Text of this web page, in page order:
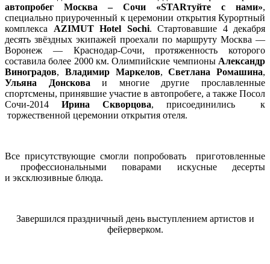
автопробег Москва – Сочи «STARтуйте с нами»,
специально приуроченный к церемонии открытия Курортный
комплекса AZIMUT Hotel Sochi. Стартовавшие 4 декабря
десять звёздных экипажей проехали по маршруту Москва —
Воронеж — Краснодар-Сочи, протяженность которого
составила более 2000 км. Олимпийские чемпионы Александр
Виноградов, Владимир Маркелов,Светлана Ромашина,
Ульяна Донскова и многие другие прославленные
спортсмены, принявшие участие в автопробеге, а также Посол
Сочи-2014 Ирина Скворцова, присоединились к
торжественной церемонии открытия отеля.
Все присутствующие смогли попробовать приготовленные
профессиональными поварами искусные десерты
и эксклюзивные блюда.
Завершился праздничный день выступлением артистов и
фейерверком.